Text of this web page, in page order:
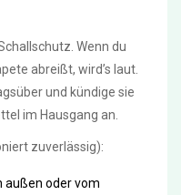
Wenn du
abreißt, wird’s laut.
und kündige sie
im Hausgang an.
zuverlässig):
außen oder vom